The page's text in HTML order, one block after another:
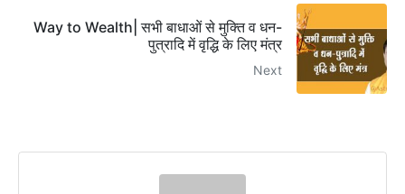
Way to Wealth| सभी बाधाओं से मुक्ति व धन-
पुत्रादि में वृद्धि के लिए मंत्र
Next